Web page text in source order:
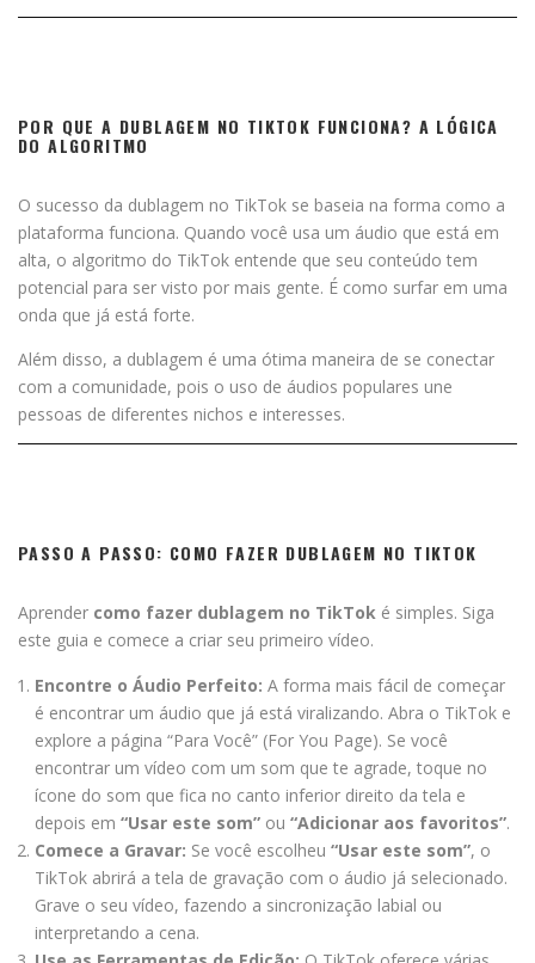
POR QUE A DUBLAGEM NO TIKTOK FUNCIONA? A LÓGICA
DO ALGORITMO
O sucesso da dublagem no TikTok se baseia na forma como a
plataforma funciona. Quando você usa um áudio que está em
alta, o algoritmo do TikTok entende que seu conteúdo tem
potencial para ser visto por mais gente. É como surfar em uma
onda que já está forte.
Além disso, a dublagem é uma ótima maneira de se conectar
com a comunidade, pois o uso de áudios populares une
pessoas de diferentes nichos e interesses.
PASSO A PASSO: COMO FAZER DUBLAGEM NO TIKTOK
Aprender como fazer dublagem no TikTok é simples. Siga
este guia e comece a criar seu primeiro vídeo.
Encontre o Áudio Perfeito: A forma mais fácil de começar
é encontrar um áudio que já está viralizando. Abra o TikTok e
explore a página “Para Você” (For You Page). Se você
encontrar um vídeo com um som que te agrade, toque no
ícone do som que fica no canto inferior direito da tela e
depois em “Usar este som” ou “Adicionar aos favoritos”.
Comece a Gravar: Se você escolheu “Usar este som”, o
TikTok abrirá a tela de gravação com o áudio já selecionado.
Grave o seu vídeo, fazendo a sincronização labial ou
interpretando a cena.